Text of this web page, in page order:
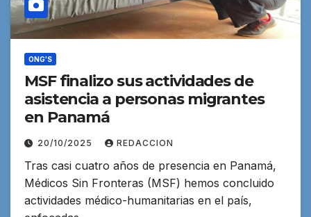
ONG'S
MSF finalizo sus actividades de
asistencia a personas migrantes
en Panamá
20/10/2025 REDACCION
Tras casi cuatro años de presencia en Panamá,
Médicos Sin Fronteras (MSF) hemos concluido
actividades médico-humanitarias en el país,